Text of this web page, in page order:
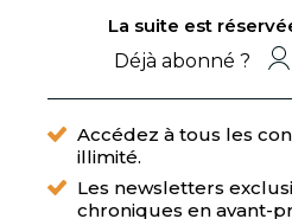
La suite est
Déjà abonné ?
Accédez à tous les
illimité.
Les newsletters
chroniques en avant-